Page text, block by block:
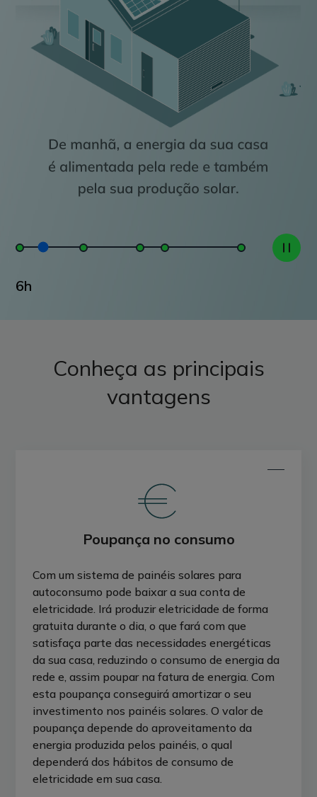
6h
Conheça as principais
vantagens
Poupança no consumo
Com um sistema de painéis solares para
autoconsumo pode baixar a sua conta de
eletricidade. Irá produzir eletricidade de forma
gratuita durante o dia, o que fará com que
satisfaça parte das necessidades energéticas
da sua casa, reduzindo o consumo de energia da
rede e, assim poupar na fatura de energia. Com
esta poupança conseguirá amortizar o seu
investimento nos painéis solares. O valor de
poupança depende do aproveitamento da
energia produzida pelos painéis, o qual
dependerá dos hábitos de consumo de
eletricidade em sua casa.